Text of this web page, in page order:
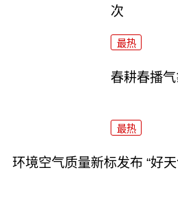
次
最热
春耕春播
最热
环境空气质量新标发布 “好